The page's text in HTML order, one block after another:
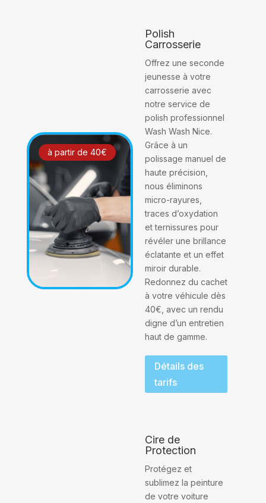
à partir de 40€
Polish
Carrosserie
Offrez une seconde
jeunesse à votre
carrosserie avec
notre service de
polish professionnel
Wash Wash Nice.
Grâce à un
polissage manuel de
haute précision,
nous éliminons
micro-rayures,
traces d’oxydation
et ternissures pour
révéler une brillance
éclatante et un effet
miroir durable.
Redonnez du cachet
à votre véhicule dès
40€, avec un rendu
digne d’un entretien
haut de gamme.
Détails des
tarifs
Cire de
Protection
Protégez et
sublimez la peinture
de votre voiture